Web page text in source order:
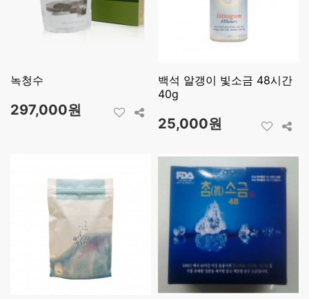
녹청수
297,000원
백석 알갱이 빛소금 48시간
40g
25,000원